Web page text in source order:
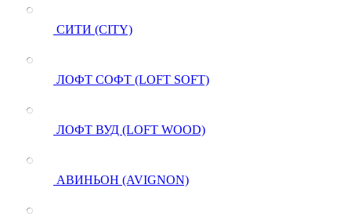
СИТИ (CITY)
ЛОФТ СОФТ (LOFT SOFT)
ЛОФТ ВУД (LOFT WOOD)
АВИНЬОН (AVIGNON)